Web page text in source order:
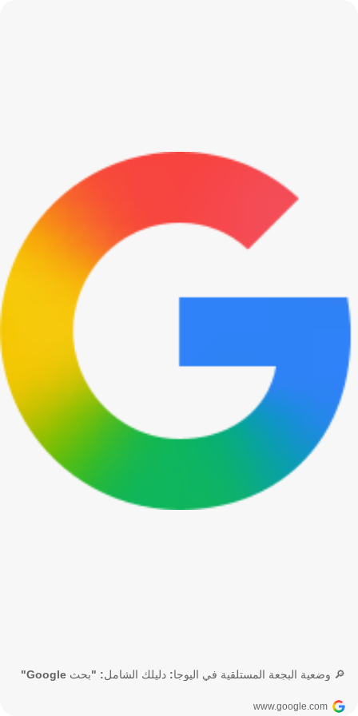
🔎 وضعية البجعة المستلقية في اليوجا: دليلك الشامل: "بحث Google"
www.google.com